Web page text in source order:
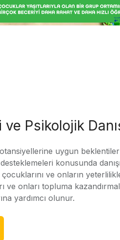
Psikolojik
uygun
konusunda
ve onların
ve onları topluma
yardımcı olunur.